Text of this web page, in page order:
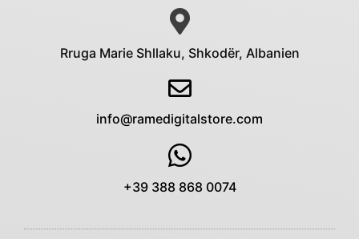
Rruga Marie Shllaku, Shkodër, Albanien
info@ramedigitalstore.com
+39 388 868 0074